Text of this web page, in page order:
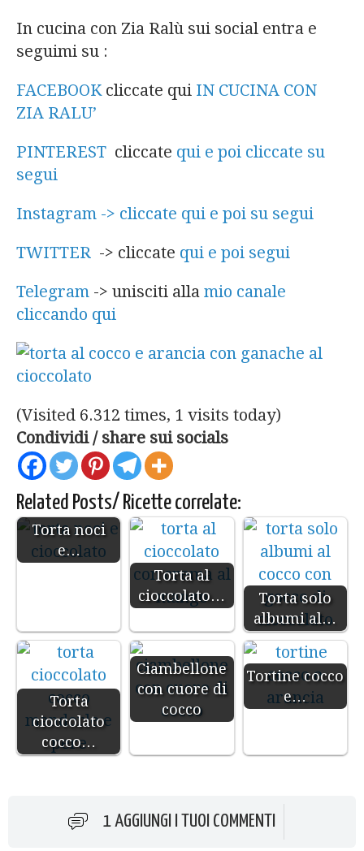
In cucina con Zia Ralù sui social entra e
seguimi su :
FACEBOOK cliccate qui IN CUCINA CON
ZIA RALU’
PINTEREST cliccate qui e poi cliccate su
segui
Instagram -> cliccate qui e poi su segui
TWITTER -> cliccate qui e poi segui
Telegram -> unisciti alla mio canale
cliccando qui
(Visited 6.312 times, 1 visits today)
Condividi / share sui socials
Related Posts/ Ricette correlate:
Torta noci
e…
Torta al
cioccolato…
Torta solo
albumi al…
Torta
cioccolato
cocco…
Ciambellone
con cuore di
cocco
Tortine cocco
e…
1 AGGIUNGI I TUOI COMMENTI